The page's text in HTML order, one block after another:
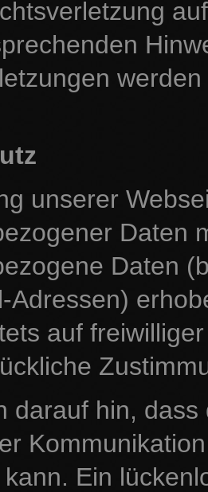
unserer
Daten
Daten
Adressen)
auf
darauf hin,
Ein